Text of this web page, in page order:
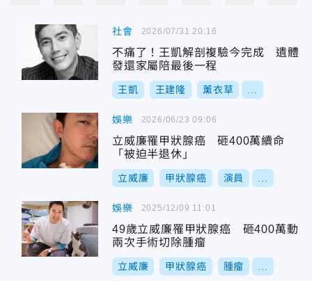
社會
不痛了！王凱解剖複驗今完成 遺體
發還家屬陪最後一程
王凱 王建隆 薰衣草
2026/07/31 20:16
娛樂
立威廉罹甲狀腺癌 砸400萬續命
「被迫半退休」
立威廉 甲狀腺癌 演員
2026/06/23 09:06
娛樂
49歲立威廉罹甲狀腺癌 砸400萬動
兩次手術切除腫瘤
立威廉 甲狀腺癌 腫瘤
2025/12/09 11:01